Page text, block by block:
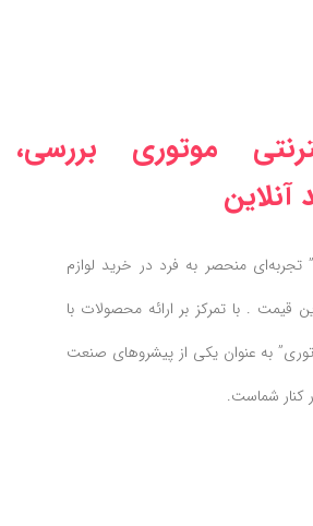
موتوری بررسی،
” تجربه‌ای منحصر به فرد در خرید لوازم
قیمت . با تمرکز بر ارائه محصولات با
به عنوان یکی از پیشروهای صنعت
کنار شماست.